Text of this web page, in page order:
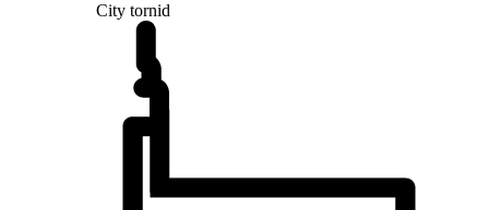
City tornid